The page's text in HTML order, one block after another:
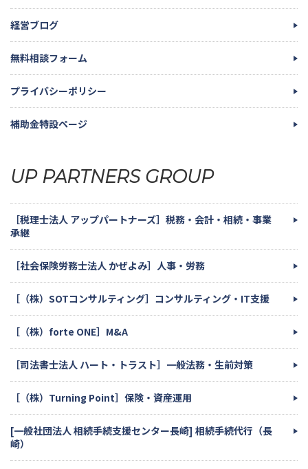
経営ブログ
無料相談フォーム
プライバシーポリシー
補助金特設ページ
UP PARTNERS GROUP
［税理士法人 アップパートナーズ］税務・会計・相続・事業
承継
［社会保険労務士法人 かぜよみ］人事・労務
［（株）SOTコンサルティング］コンサルティング・IT支援
［（株）forte ONE］M&A
［司法書士法人 ハート・トラスト］一般法務・生前対策
［（株）Turning Point］保険・資産運用
[一般社団法人 相続手続支援センター長崎] 相続手続代行（長
崎）